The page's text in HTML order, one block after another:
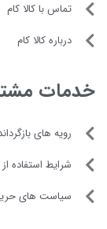
جانبی در ماشین
ظرفشویی
محفظه
محفظه
تماس با کالا کام
درباره کالا کام
خدمات
رویه های
شرایط استفاده از
سیاست های